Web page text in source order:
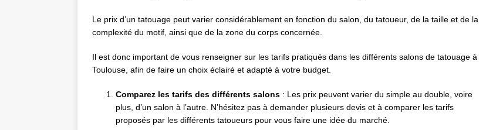
Le prix d’un tatouage peut varier considérablement en fonction du salon, du tatoueur, de la taille et de la
complexité du motif, ainsi que de la zone du corps concernée.
Il est donc important de vous renseigner sur les tarifs pratiqués dans les différents salons de tatouage à
Toulouse, afin de faire un choix éclairé et adapté à votre budget.
Comparez les tarifs des différents salons : Les prix peuvent varier du simple au double, voire
plus, d’un salon à l’autre. N’hésitez pas à demander plusieurs devis et à comparer les tarifs
proposés par les différents tatoueurs pour vous faire une idée du marché.